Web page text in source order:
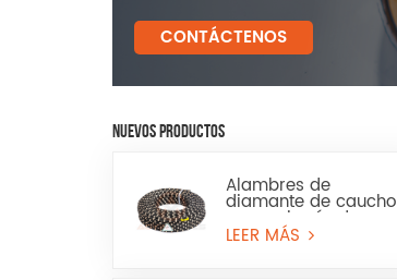
CONTÁCTENOS
NUEVOS PRODUCTOS
Alambres de
diamante de caucho
para minería de
granito y arenisca
LEER MÁS